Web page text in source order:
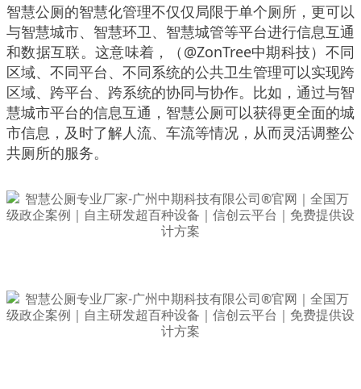
智慧公厕的智慧化管理不仅仅局限于单个厕所，更可以
与智慧城市、智慧环卫、智慧城管等平台进行信息互通
和数据互联。这意味着，（@ZonTree中期科技）不同
区域、不同平台、不同系统的公共卫生管理可以实现跨
区域、跨平台、跨系统的协同与协作。比如，通过与智
慧城市平台的信息互通，智慧公厕可以获得更全面的城
市信息，及时了解人流、车流等情况，从而灵活调整公
共厕所的服务。